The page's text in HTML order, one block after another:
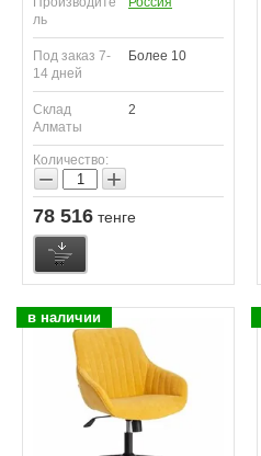
ль
Под заказ 7-
14 дней
Более 10
Склад
Алматы
2
Количество:
− +
78 516 тенге
в наличии